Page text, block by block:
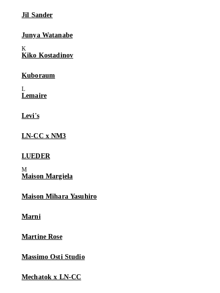
Jil Sander
Junya Watanabe
Kiko Kostadinov
Kuboraum
Lemaire
Levi's
LN-CC x NM3
LUEDER
Maison Margiela
Maison Mihara Yasuhiro
Marni
Martine Rose
Massimo Osti Studio
Mechatok x LN-CC